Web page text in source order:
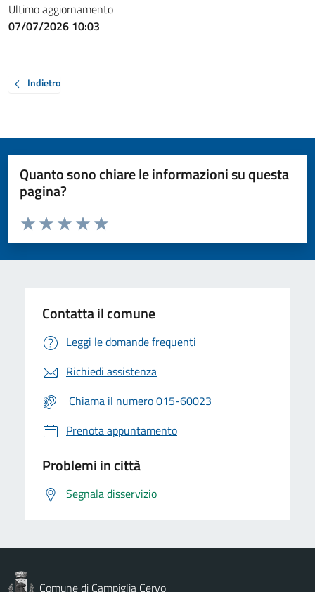
Ultimo aggiornamento
07/07/2026 10:03
Indietro
Quanto sono chiare le informazioni su questa
pagina?
Valuta da 1 a 5 stelle la pagina
Valuta 5 stelle su 5
Valuta 4 stelle su 5
Valuta 3 stelle su 5
Valuta 2 stelle su 5
Valuta 1 stelle su 5
Contatta il comune
Leggi le domande frequenti
Richiedi assistenza
Chiama il numero 015-60023
Prenota appuntamento
Problemi in città
Segnala disservizio
Comune di Campiglia Cervo